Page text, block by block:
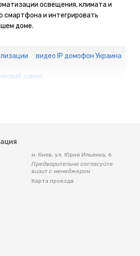
освещения, климата и
смартфона и интегрировать
доме.
видео IP домофон Украина
замок
м. Киев, ул. Юрия Ильенка, 6
Предварительно согласуйте
визит с менеджером
Карта проезда